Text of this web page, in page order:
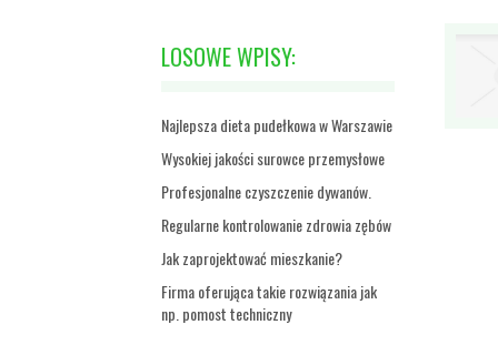
LOSOWE WPISY:
Najlepsza dieta pudełkowa w Warszawie
Wysokiej jakości surowce przemysłowe
Profesjonalne czyszczenie dywanów.
Regularne kontrolowanie zdrowia zębów
Jak zaprojektować mieszkanie?
Firma oferująca takie rozwiązania jak
np. pomost techniczny